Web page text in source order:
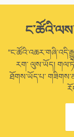
རག་ ལུས་ཡོད།
ཐོགས་ཡོད་པ་